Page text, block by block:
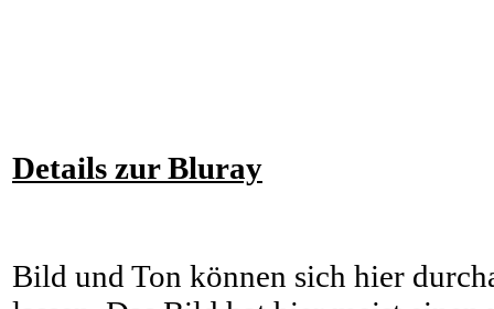
Details zur Bluray
Bild und Ton können sich hier